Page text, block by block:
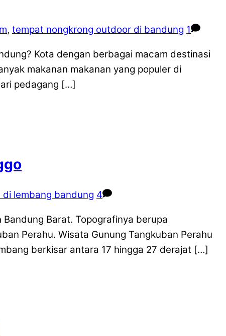
, tempat nongkrong outdoor di bandung 1
Kota dengan berbagai macam destinasi
makanan makanan yang populer di
pedagang […]
lembang bandung 4
Barat. Topografinya berupa
Perahu. Wisata Gunung Tangkuban Perahu
berkisar antara 17 hingga 27 derajat […]